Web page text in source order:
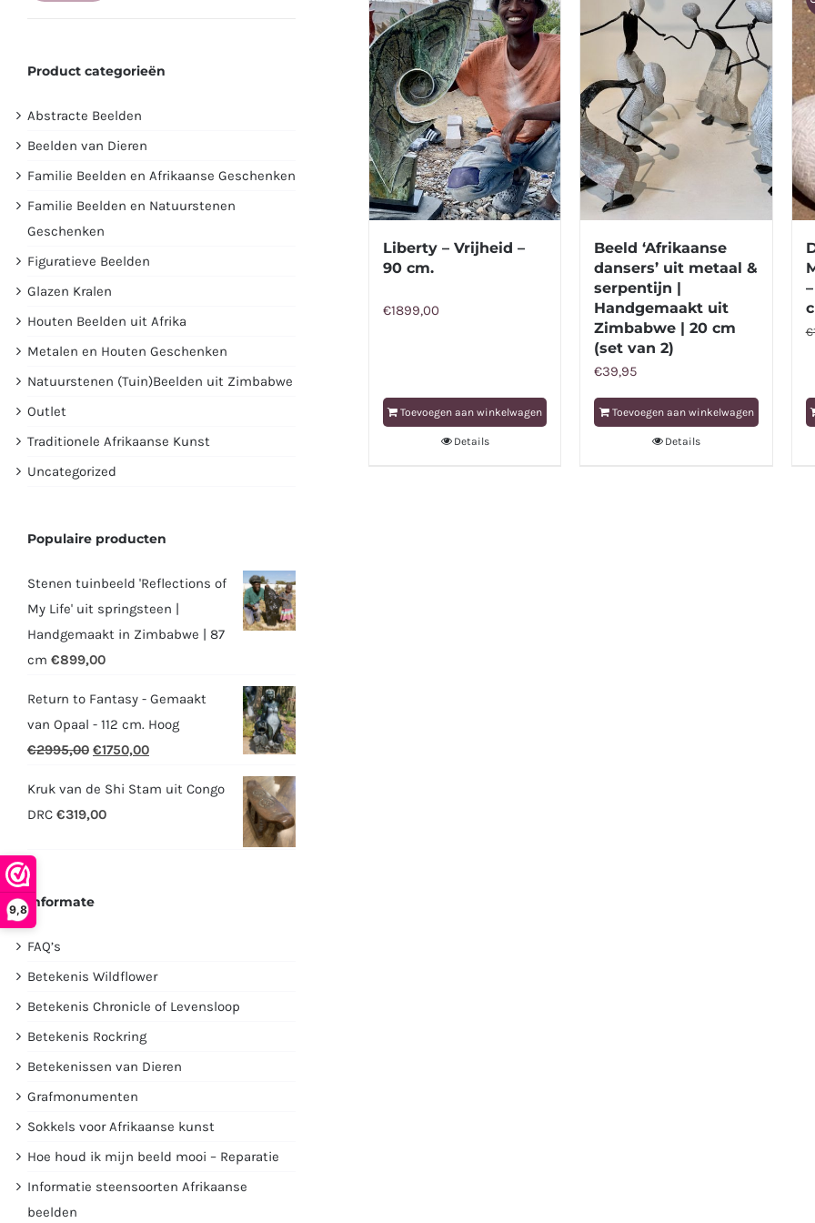
9,8
Liberty – Vrijheid –
90 cm.
€1899,00
Toevoegen aan winkelwagen
Details
Beeld ‘Afrikaanse
dansers’ uit metaal &
serpentijn |
Handgemaakt uit
Zimbabwe | 20 cm
(set van 2)
€39,95
Toevoegen aan winkelwagen
Details
€
Product categorieën
Abstracte Beelden
Beelden van Dieren
Familie Beelden en Afrikaanse Geschenken
Familie Beelden en Natuurstenen
Geschenken
Figuratieve Beelden
Glazen Kralen
Houten Beelden uit Afrika
Metalen en Houten Geschenken
Natuurstenen (Tuin)Beelden uit Zimbabwe
Outlet
Traditionele Afrikaanse Kunst
Uncategorized
Populaire producten
Stenen tuinbeeld 'Reflections of
My Life' uit springsteen |
Handgemaakt in Zimbabwe | 87
cm €899,00
Return to Fantasy - Gemaakt
van Opaal - 112 cm. Hoog
€2995,00 Oorspronkelijke
was:
€2995,00.
€1750,00Huidige
Kruk van de Shi Stam uit Congo
DRC €319,00
Informate
FAQ’s
Betekenis Wildflower
Betekenis Chronicle of Levensloop
Betekenis Rockring
Betekenissen van Dieren
Grafmonumenten
Sokkels voor Afrikaanse kunst
Hoe houd ik mijn beeld mooi – Reparatie
Informatie steensoorten Afrikaanse
beelden